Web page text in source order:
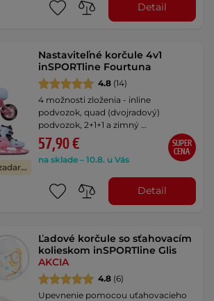
Detail
Výmena veľkosti zadarmo
Nastaviteľné korčule 4v1
inSPORTline Fourtuna
4.8 (14)
4 možnosti zloženia - inline
podvozok, quad (dvojradový)
podvozok, 2+1+1 a zimný …
57,90 €
na sklade – 10.8. u Vás
SUPER
CENA
Detail
Ľadové korčule so sťahovacím
kolieskom inSPORTline Glis
AKCIA
4.8 (6)
Upevnenie pomocou uťahovacieho